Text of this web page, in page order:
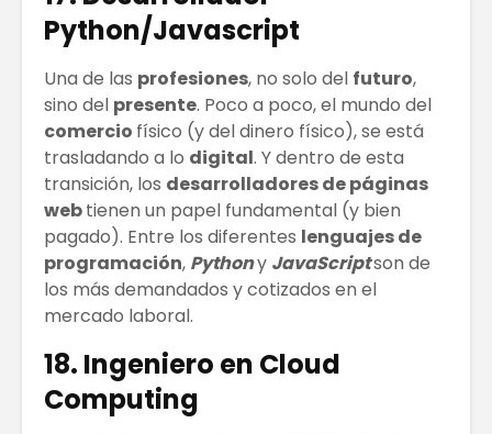
Python/Javascript
Una de las profesiones, no solo del futuro,
sino del presente. Poco a poco, el mundo del
comercio físico (y del dinero físico), se está
trasladando a lo digital. Y dentro de esta
transición, los desarrolladores de páginas
webtienen un papel fundamental (y bien
pagado). Entre los diferentes lenguajes de
programación, Pythony JavaScriptson de
los más demandados y cotizados en el
mercado laboral.
18. Ingeniero en Cloud
Computing